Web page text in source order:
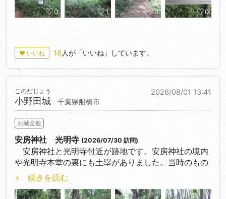
0 1 0 0
♥ いいね 18 人が「いいね」しています。
2026/08/01 13:41
小野田城
このだじょう
千葉県船橋市
お城全般
安房神社 光明寺 (2026/07/30 訪問)
安房神社と光明寺付近が跡地です。安房神社の境内
や光明寺本堂の裏にも土塁がありました。当時のもの
か否かは自分では判断できません。
北総線小室駅から徒歩１５分くらいでした。
+ 続きを読む